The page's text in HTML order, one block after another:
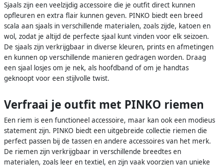
Sjaals zijn een veelzijdig accessoire die je outfit direct kunnen
opfleuren en extra flair kunnen geven. PINKO biedt een breed
scala aan sjaals in verschillende materialen, zoals zijde, katoen en
wol, zodat je altijd de perfecte sjaal kunt vinden voor elk seizoen.
De sjaals zijn verkrijgbaar in diverse kleuren, prints en afmetingen
en kunnen op verschillende manieren gedragen worden. Draag
een sjaal losjes om je nek, als hoofdband of om je handtas
geknoopt voor een stijlvolle twist.
Verfraai je outfit met PINKO riemen
Een riem is een functioneel accessoire, maar kan ook een modieus
statement zijn. PINKO biedt een uitgebreide collectie riemen die
perfect passen bij de tassen en andere accessoires van het merk.
De riemen zijn verkrijgbaar in verschillende breedtes en
materialen, zoals leer en textiel, en zijn vaak voorzien van unieke